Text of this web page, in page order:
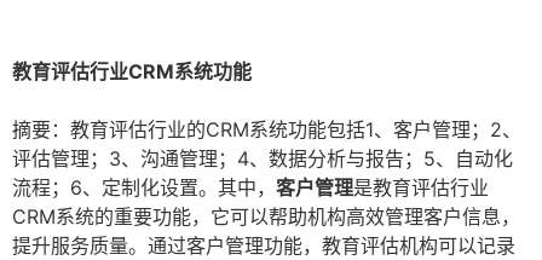
教育评估行业CRM系统功能
摘要：教育评估行业的CRM系统功能包括1、客户管理；2、
评估管理；3、沟通管理；4、数据分析与报告；5、自动化
流程；6、定制化设置。其中， 客户管理是教育评估行业
CRM系统的重要功能，它可以帮助机构高效管理客户信息，
提升服务质量。通过客户管理功能，教育评估机构可以记录